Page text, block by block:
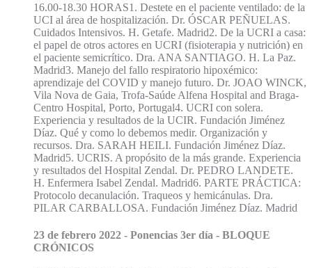
16.00-18.30 HORAS1. Destete en el paciente ventilado: de la
UCI al área de hospitalización. Dr. ÓSCAR PEÑUELAS.
Cuidados Intensivos. H. Getafe. Madrid2. De la UCRI a casa:
el papel de otros actores en UCRI (fisioterapia y nutrición) en
el paciente semicrítico. Dra. ANA SANTIAGO. H. La Paz.
Madrid3. Manejo del fallo respiratorio hipoxémico:
aprendizaje del COVID y manejo futuro. Dr. JOAO WINCK,
Vila Nova de Gaia, Trofa-Saúde Alfena Hospital and Braga-
Centro Hospital, Porto, Portugal4. UCRI con solera.
Experiencia y resultados de la UCIR. Fundación Jiménez
Díaz. Qué y como lo debemos medir. Organización y
recursos. Dra. SARAH HEILI. Fundación Jiménez Díaz.
Madrid5. UCRIS. A propósito de la más grande. Experiencia
y resultados del Hospital Zendal. Dr. PEDRO LANDETE.
H. Enfermera Isabel Zendal. Madrid6. PARTE PRÁCTICA:
Protocolo decanulación. Traqueos y hemicánulas. Dra.
PILAR CARBALLOSA. Fundación Jiménez Díaz. Madrid
23 de febrero 2022 - Ponencias 3er día - BLOQUE
CRÓNICOS